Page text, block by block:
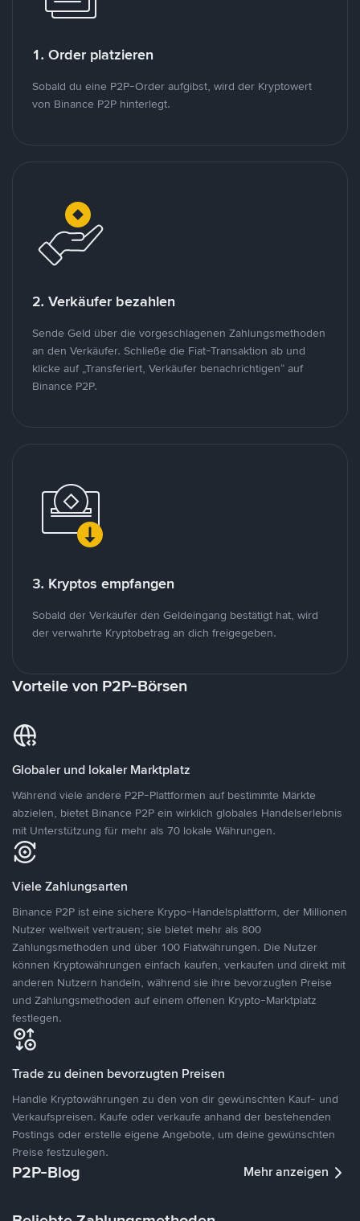
1. Order platzieren
Sobald du eine P2P-Order aufgibst, wird der Kryptowert
von Binance P2P hinterlegt.
2. Verkäufer bezahlen
Sende Geld über die vorgeschlagenen Zahlungsmethoden
an den Verkäufer. Schließe die Fiat-Transaktion ab und
klicke auf „Transferiert, Verkäufer benachrichtigen“ auf
Binance P2P.
3. Kryptos empfangen
Sobald der Verkäufer den Geldeingang bestätigt hat, wird
der verwahrte Kryptobetrag an dich freigegeben.
Vorteile von P2P-Börsen
Globaler und lokaler Marktplatz
Während viele andere P2P-Plattformen auf bestimmte Märkte
abzielen, bietet Binance P2P ein wirklich globales Handelserlebnis
mit Unterstützung für mehr als 70 lokale Währungen.
Viele Zahlungsarten
Binance P2P ist eine sichere Krypo-Handelsplattform, der Millionen
Nutzer weltweit vertrauen; sie bietet mehr als 800
Zahlungsmethoden und über 100 Fiatwährungen. Die Nutzer
können Kryptowährungen einfach kaufen, verkaufen und direkt mit
anderen Nutzern handeln, während sie ihre bevorzugten Preise
und Zahlungsmethoden auf einem offenen Krypto-Marktplatz
festlegen.
Trade zu deinen bevorzugten Preisen
Handle Kryptowährungen zu den von dir gewünschten Kauf- und
Verkaufspreisen. Kaufe oder verkaufe anhand der bestehenden
Postings oder erstelle eigene Angebote, um deine gewünschten
Preise festzulegen.
P2P-Blog Mehr anzeigen